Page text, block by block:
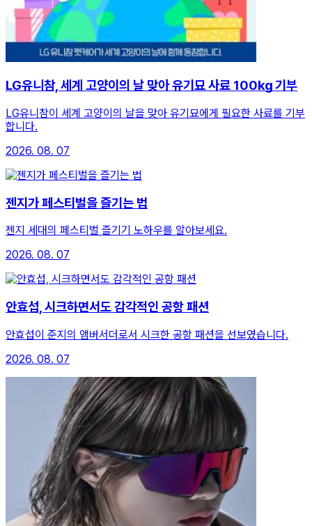
LG유니참, 세계 고양이의 날 맞아 유기묘 사료 100㎏ 기부
LG유니참이 세계 고양이의 날을 맞아 유기묘에게 필요한 사료를 기부
합니다.
2026. 08. 07
젠지가 페스티벌을 즐기는 법
젠지 세대의 페스티벌 즐기기 노하우를 알아보세요.
2026. 08. 07
안효섭, 시크하면서도 감각적인 공항 패션
안효섭이 준지의 앰버서더로서 시크한 공항 패션을 선보였습니다.
2026. 08. 07